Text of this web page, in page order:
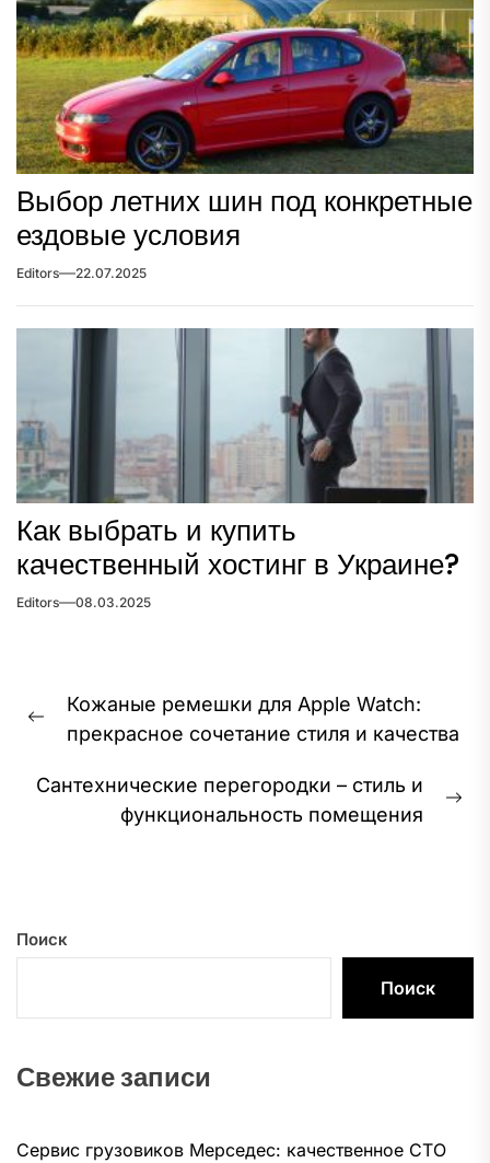
Выбор летних шин под конкретные
ездовые условия
Editors 22.07.2025
Как выбрать и купить
качественный хостинг в Украине?
Editors 08.03.2025
Навигация
поПредыдущая
Кожаные ремешки для Apple Watch:
прекрасное сочетание стиля и качества
Сантехнические перегородки – стиль и
функциональность помещения
Поиск
Поиск
Свежие записи
Сервис грузовиков Мерседес: качественное СТО